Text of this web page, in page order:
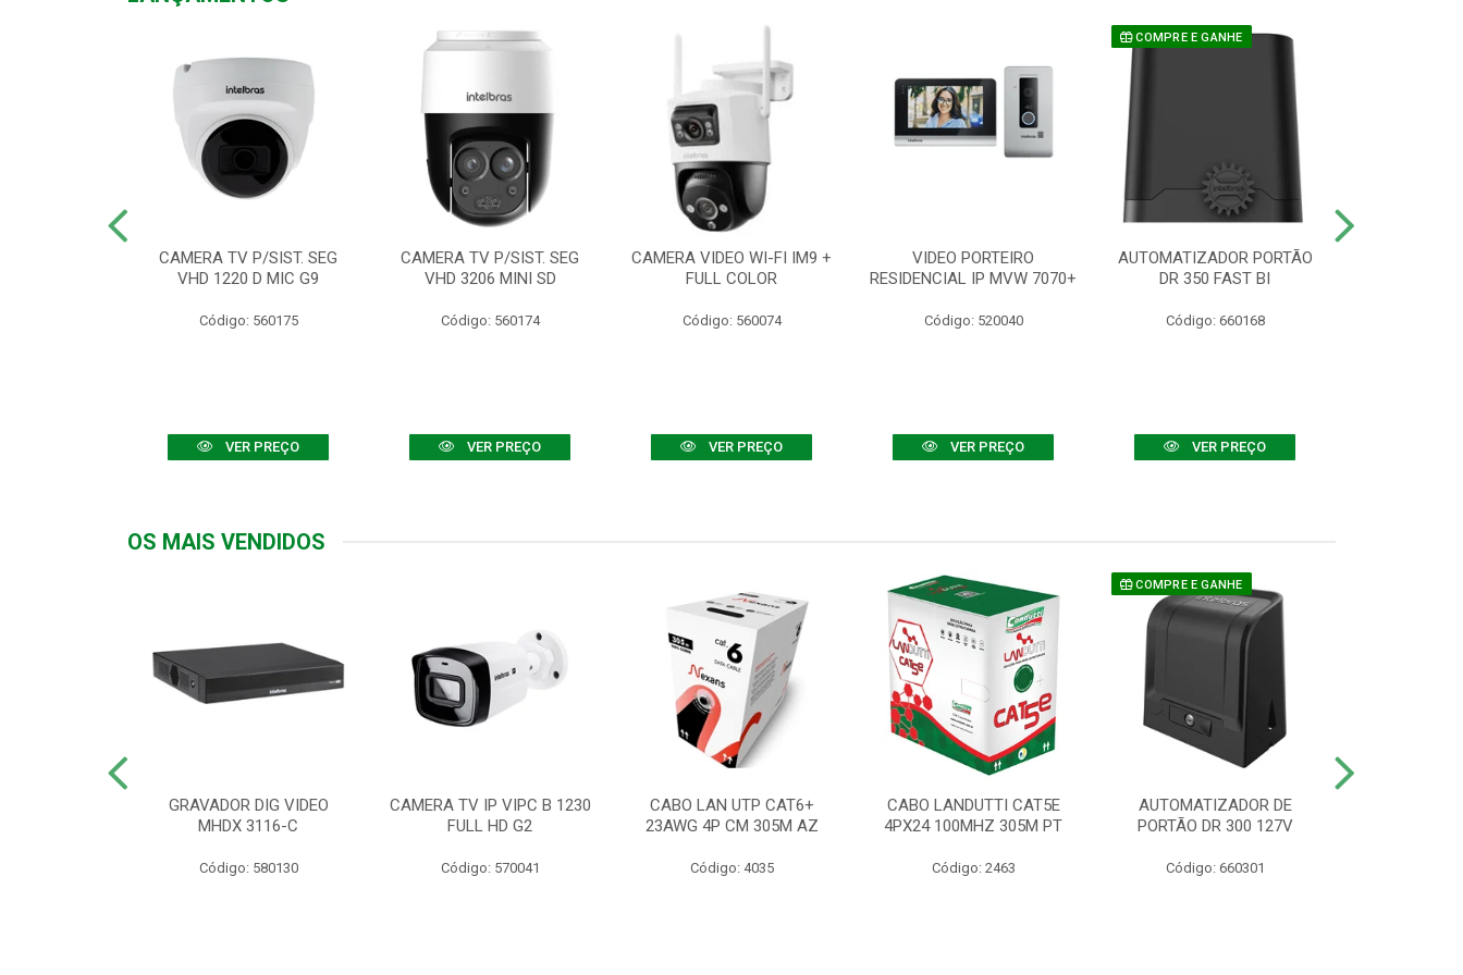
CAMERA TV P/SIST. SEG
VHD 1220 D MIC G9
Código: 560175
VER PREÇO
CAMERA TV P/SIST. SEG
VHD 3206 MINI SD
Código: 560174
VER PREÇO
CAMERA VIDEO WI-FI IM9 +
FULL COLOR
Código: 560074
VER PREÇO
VIDEO PORTEIRO
RESIDENCIAL IP MVW 7070+
Código: 520040
VER PREÇO
COMPRE E GANHE
AUTOMATIZADOR PORTÃO
DR 350 FAST BI
Código: 660168
VER PREÇO
OS MAIS VENDIDOS
GRAVADOR DIG VIDEO
MHDX 3116-C
Código: 580130
CAMERA TV IP VIPC B 1230
FULL HD G2
Código: 570041
CABO LAN UTP CAT6+
23AWG 4P CM 305M AZ
Código: 4035
CABO LANDUTTI CAT5E
4PX24 100MHZ 305M PT
Código: 2463
COMPRE E GANHE
AUTOMATIZADOR DE
PORTÃO DR 300 127V
Código: 660301